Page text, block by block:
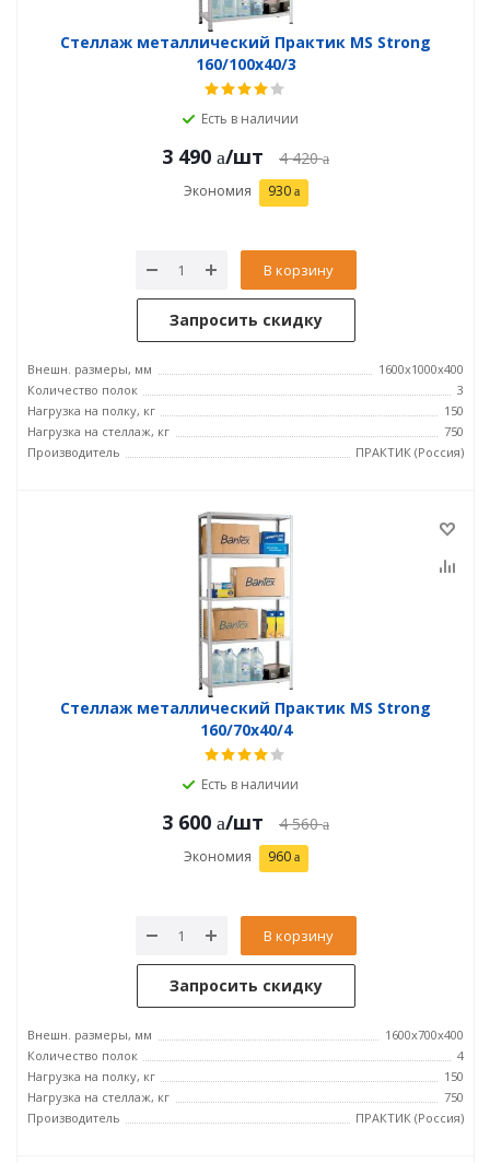
Стеллаж металлический Практик MS Strong
160/100x40/3
Есть в наличии
3 490 /шт 4 420
Экономия 930
В корзину
Запросить скидку
Внешн. размеры, мм
1600x1000x400
Количество полок
3
Нагрузка на полку, кг
150
Нагрузка на стеллаж, кг
750
Производитель
ПРАКТИК (Россия)
Стеллаж металлический Практик MS Strong
160/70x40/4
Есть в наличии
3 600 /шт 4 560
Экономия 960
В корзину
Запросить скидку
Внешн. размеры, мм
1600x700x400
Количество полок
4
Нагрузка на полку, кг
150
Нагрузка на стеллаж, кг
750
Производитель
ПРАКТИК (Россия)